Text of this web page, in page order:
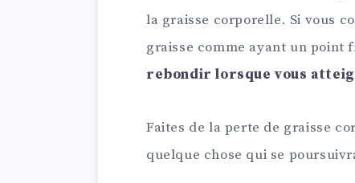
la graisse corporelle. Si vous
graisse comme ayant un point
rebondir lorsque vous
Faites de la perte de graisse
quelque chose qui se